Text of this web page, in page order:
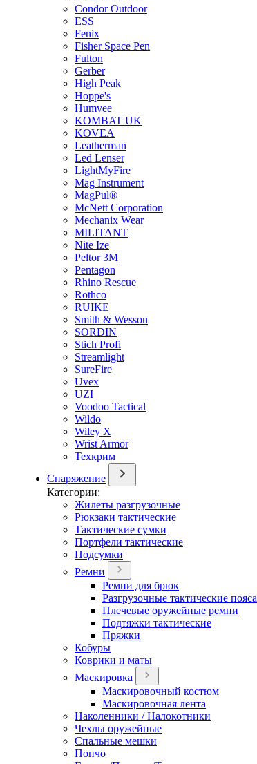
Condor Outdoor
ESS
Fenix
Fisher Space Pen
Fulton
Gerber
High Peak
Hoppe's
Humvee
KOMBAT UK
KOVEA
Leatherman
Led Lenser
LightMyFire
Mag Instrument
MagPul®
McNett Corporation
Mechanix Wear
MILITANT
Nite Ize
Peltor 3M
Pentagon
Rhino Rescue
Rothco
RUIKE
Smith & Wesson
SORDIN
Stich Profi
Streamlight
SureFire
Uvex
UZI
Voodoo Tactical
Wildo
Wiley X
Wrist Armor
Техкрим
Снаряжение
Категории:
Жилеты разгрузочные
Рюкзаки тактические
Тактические сумки
Портфели тактические
Подсумки
Ремни
Ремни для брюк
Разгрузочные тактические пояса
Плечевые оружейные ремни
Подтяжки тактические
Пряжки
Кобуры
Коврики и маты
Маскировка
Маскировочный костюм
Маскировочная лента
Наколенники / Налокотники
Чехлы оружейные
Спальные мешки
Пончо